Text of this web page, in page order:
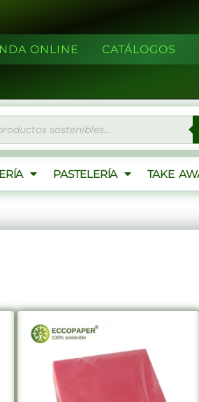
ONLINE CATÁLOGOS
PASTELERÍA TAKE